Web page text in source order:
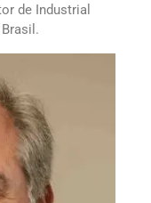
de Industrial